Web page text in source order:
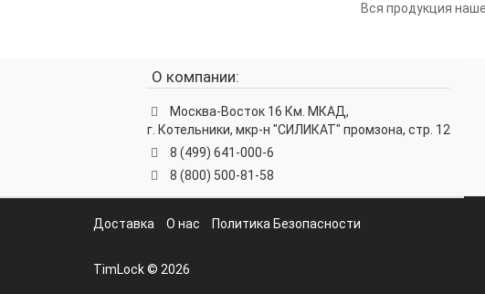
Вся продукция
О компании:
Москва-Восток 16 Км. МКАД,
г. Котельники, мкр-н "СИЛИКАТ" промзона, стр. 12
8 (499) 641-000-6
8 (800) 500-81-58
Доставка О нас Политика Безопасности
TimLock © 2026